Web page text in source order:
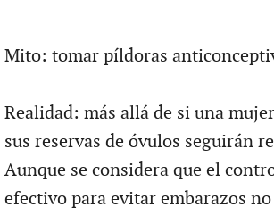
Mito: tomar píldoras
Realidad: más allá de si una
sus reservas de óvulos seguirán
Aunque se considera que el
efectivo para evitar embarazos